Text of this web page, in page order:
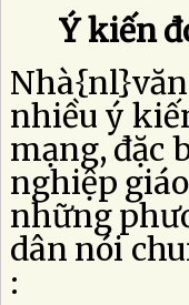
Ý kiến
nhiều ý
mạng, đặc
nghiệp
những
dân nói
: